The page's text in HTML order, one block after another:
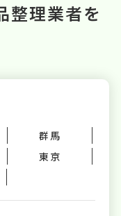
整理業者を
群馬
東京